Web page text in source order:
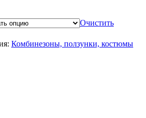
Очистить
Комбинезоны, ползунки, костюмы